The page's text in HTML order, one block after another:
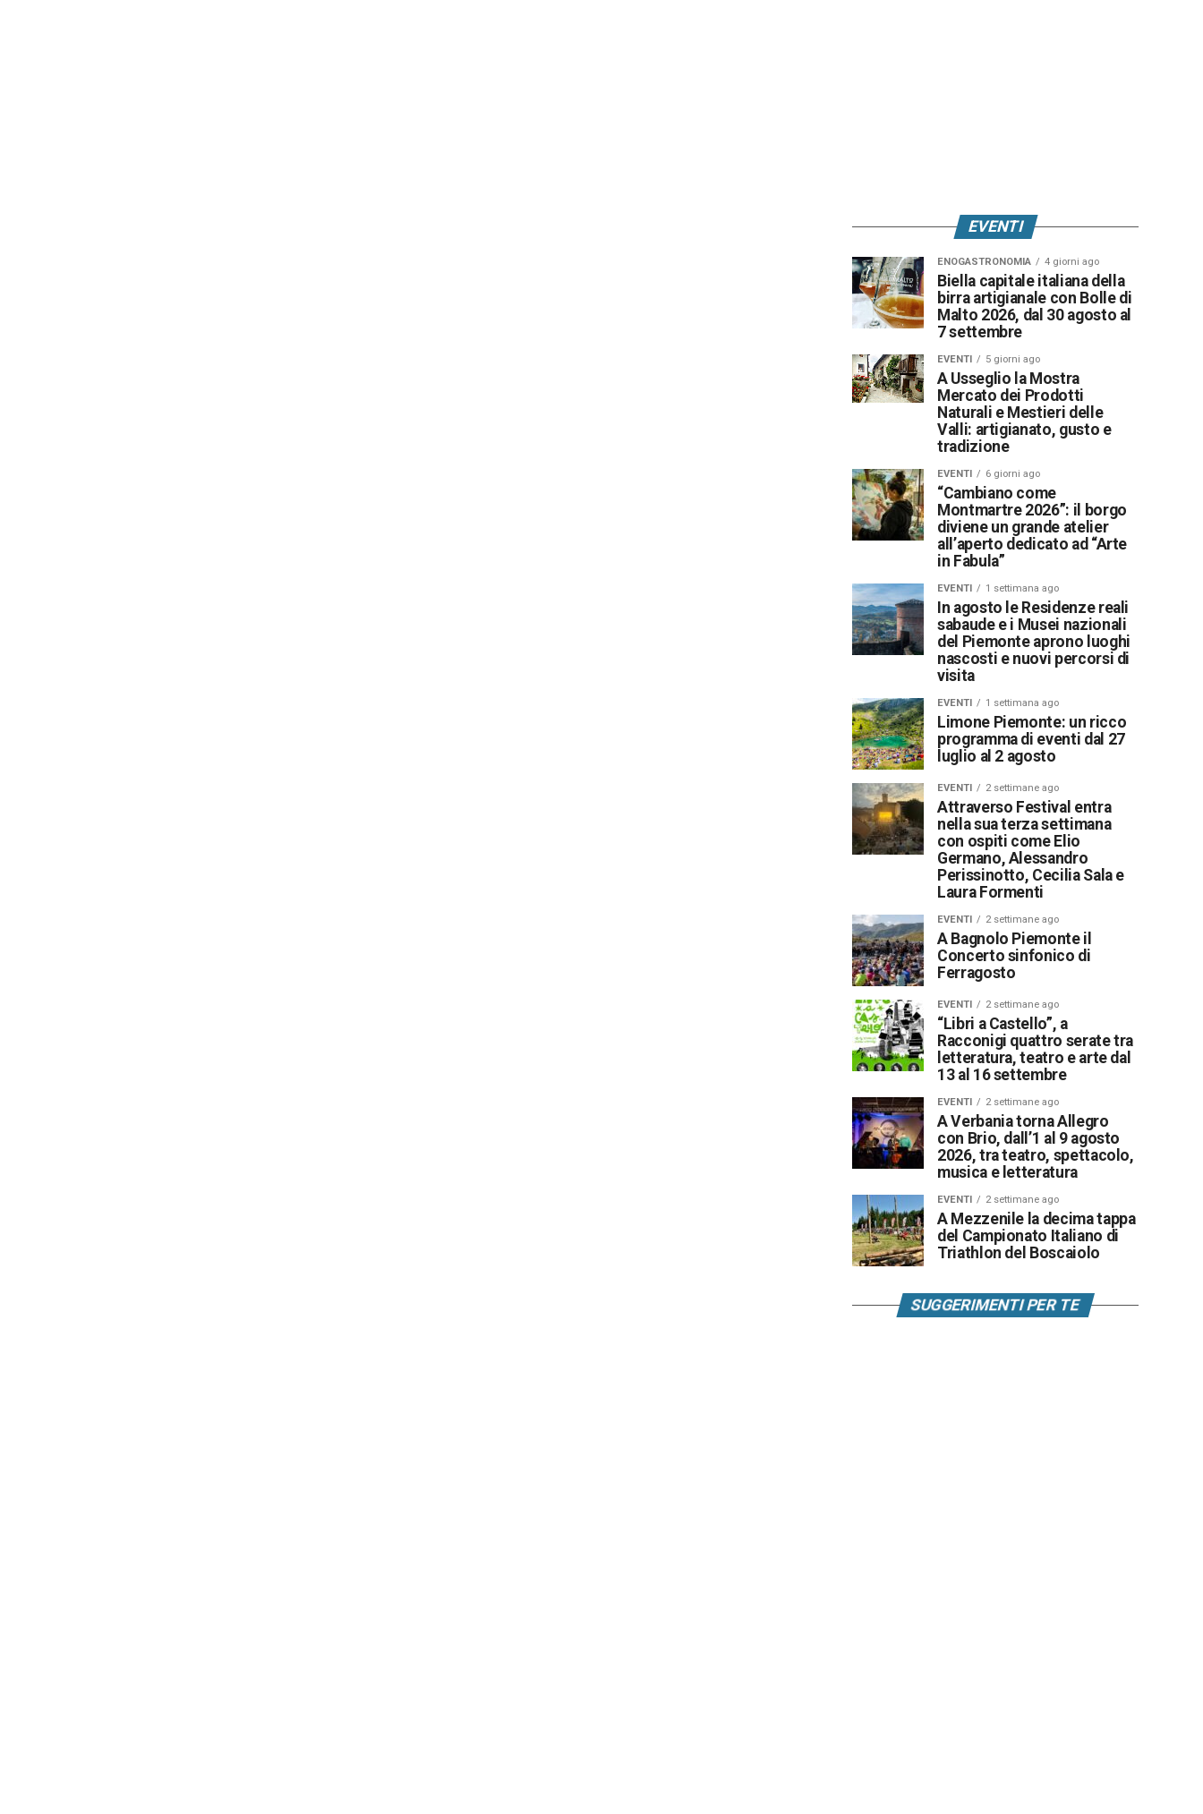
EVENTI
ENOGASTRONOMIA 4 giorni ago
Biella capitale italiana della
birra artigianale con Bolle di
Malto 2026, dal 30 agosto al
7 settembre
EVENTI 5 giorni ago
A Usseglio la Mostra
Mercato dei Prodotti
Naturali e Mestieri delle
Valli: artigianato, gusto e
tradizione
EVENTI 6 giorni ago
“Cambiano come
Montmartre 2026”: il borgo
diviene un grande atelier
all’aperto dedicato ad “Arte
in Fabula”
EVENTI 1 settimana ago
In agosto le Residenze reali
sabaude e i Musei nazionali
del Piemonte aprono luoghi
nascosti e nuovi percorsi di
visita
EVENTI 1 settimana ago
Limone Piemonte: un ricco
programma di eventi dal 27
luglio al 2 agosto
EVENTI 2 settimane ago
Attraverso Festival entra
nella sua terza settimana
con ospiti come Elio
Germano, Alessandro
Perissinotto, Cecilia Sala e
Laura Formenti
EVENTI 2 settimane ago
A Bagnolo Piemonte il
Concerto sinfonico di
Ferragosto
EVENTI 2 settimane ago
“Libri a Castello”, a
Racconigi quattro serate tra
letteratura, teatro e arte dal
13 al 16 settembre
EVENTI 2 settimane ago
A Verbania torna Allegro
con Brio, dall’1 al 9 agosto
2026, tra teatro, spettacolo,
musica e letteratura
EVENTI 2 settimane ago
A Mezzenile la decima tappa
del Campionato Italiano di
Triathlon del Boscaiolo
SUGGERIMENTI PER TE